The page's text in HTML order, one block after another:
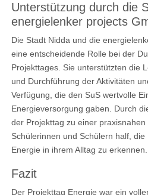
Unterstützung durch die
energielenker projects
Die Stadt Nidda und die
eine entscheidende Rolle bei der
Projekttages. Sie unterstützten die
und Durchführung der Aktivitäten
Verfügung, die den SuS wertvolle
Energieversorgung gaben. Durch
der Projekttag zu einer
Schülerinnen und Schülern half,
Energie in ihrem Alltag zu erkennen.
Fazit
Der Projekttag Energie war ein